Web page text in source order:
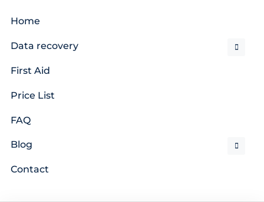
Home
Data recovery
First Aid
Price List
FAQ
Blog
Contact